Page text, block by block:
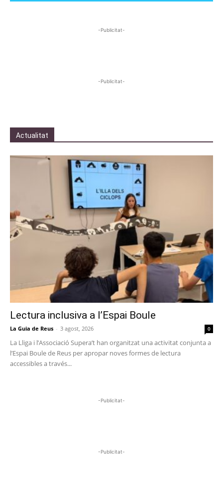
-Publicitat-
-Publicitat-
Actualitat
Lectura inclusiva a l’Espai Boule
La Guia de Reus - 3 agost, 2026 0
La Lliga i l’Associació Supera’t han organitzat una activitat conjunta a
l’Espai Boule de Reus per apropar noves formes de lectura
accessibles a través...
-Publicitat-
-Publicitat-